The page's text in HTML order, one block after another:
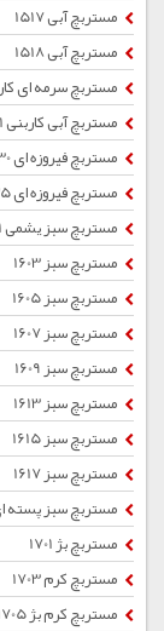
مستربچ آبی 1517
مستربچ آبی 1518
مستربچ سرمه ای
مستربچ آبی کاربنی 1521
مستربچ فیروزه ای 1530
مستربچ فیروزه ای 1535
مستربچ سبز یشمی 1601
مستربچ سبز 1603
مستربچ سبز 1605
مستربچ سبز 1607
مستربچ سبز 1609
مستربچ سبز 1613
مستربچ سبز 1615
مستربچ سبز 1617
مستربچ سبز پسته ای
مستربچ بژ 1701
مستربچ کرم 1703
مستربچ کرم بژ 1705